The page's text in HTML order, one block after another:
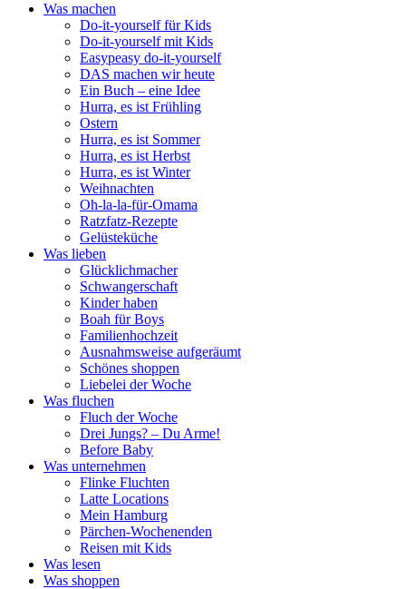
Was machen
Do-it-yourself für Kids
Do-it-yourself mit Kids
Easypeasy do-it-yourself
DAS machen wir heute
Ein Buch – eine Idee
Hurra, es ist Frühling
Ostern
Hurra, es ist Sommer
Hurra, es ist Herbst
Hurra, es ist Winter
Weihnachten
Oh-la-la-für-Omama
Ratzfatz-Rezepte
Gelüsteküche
Was lieben
Glücklichmacher
Schwangerschaft
Kinder haben
Boah für Boys
Familienhochzeit
Ausnahmsweise aufgeräumt
Schönes shoppen
Liebelei der Woche
Was fluchen
Fluch der Woche
Drei Jungs? – Du Arme!
Before Baby
Was unternehmen
Flinke Fluchten
Latte Locations
Mein Hamburg
Pärchen-Wochenenden
Reisen mit Kids
Was lesen
Was shoppen